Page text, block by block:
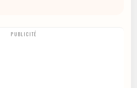
PUBLICITÉ